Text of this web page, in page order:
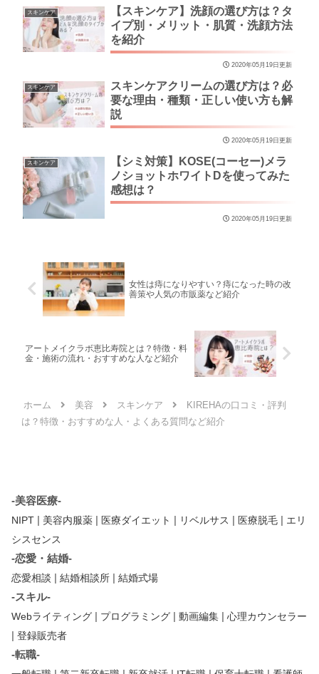
スキンケア
【スキンケア】洗顔の選び方は？タ
イプ別・メリット・肌質・洗顔方法
を紹介
2020年05月19日更新
スキンケア
スキンケアクリームの選び方は？必
要な理由・種類・正しい使い方も解
説
2020年05月19日更新
スキンケア
【シミ対策】KOSE(コーセー)メラ
ノショットホワイトDを使ってみた
感想は？
2020年05月19日更新
女性は痔になりやすい？痔になった時の改
善策や人気の市販薬など紹介
アートメイクラボ恵比寿院とは？特徴・料
金・施術の流れ・おすすめな人など紹介
ホーム 美容 スキンケア
KIREHAの口コミ・評判
は？特徴・おすすめな人・よくある質問など紹介
-美容医療-
NIPT | 美容内服薬 | 医療ダイエット | リベルサス | 医療脱毛 | エリ
シスセンス
-恋愛・結婚-
恋愛相談 | 結婚相談所 | 結婚式場
-スキル-
Webライティング | プログラミング | 動画編集 | 心理カウンセラー
| 登録販売者
-転職-